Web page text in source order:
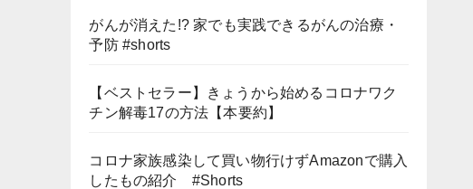
がんが消えた!? 家でも実践できるがんの治療・
予防 #shorts
【ベストセラー】きょうから始めるコロナワク
チン解毒17の方法【本要約】
コロナ家族感染して買い物行けずAmazonで購入
したもの紹介 #Shorts